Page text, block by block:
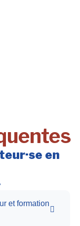
en
et formation